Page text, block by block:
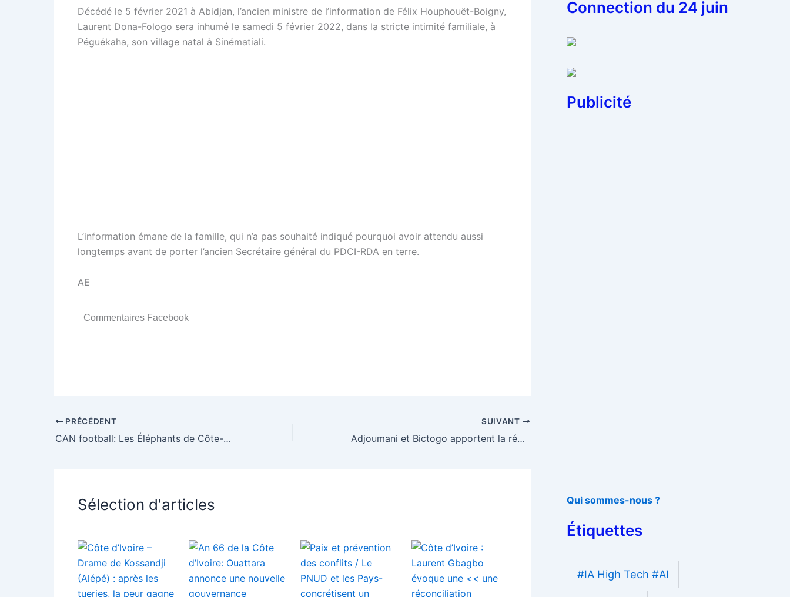
Décédé le 5 février 2021 à Abidjan, l’ancien ministre de l’information de Félix Houphouët-Boigny,
Laurent Dona-Fologo sera inhumé le samedi 5 février 2022, dans la stricte intimité familiale, à
Péguékaha, son village natal à Sinématiali.
L’information émane de la famille, qui n’a pas souhaité indiqué pourquoi avoir attendu aussi
longtemps avant de porter l’ancien Secrétaire général du PDCI-RDA en terre.
AE
Commentaires Facebook
PRÉCÉDENT
CAN football: Les Éléphants de Côte-d’Ivoire sont arrivés au Cameroun
SUIVANT
Adjoumani et Bictogo apportent la réponse du berger à la bergère: Le Dialogue politique ne signifie pas immunité et impunité pour quiconque que ce soit
Sélection d'articles
Connection du 24 juin
Publicité
Qui sommes-nous ?
Étiquettes
#IA High Tech #AI